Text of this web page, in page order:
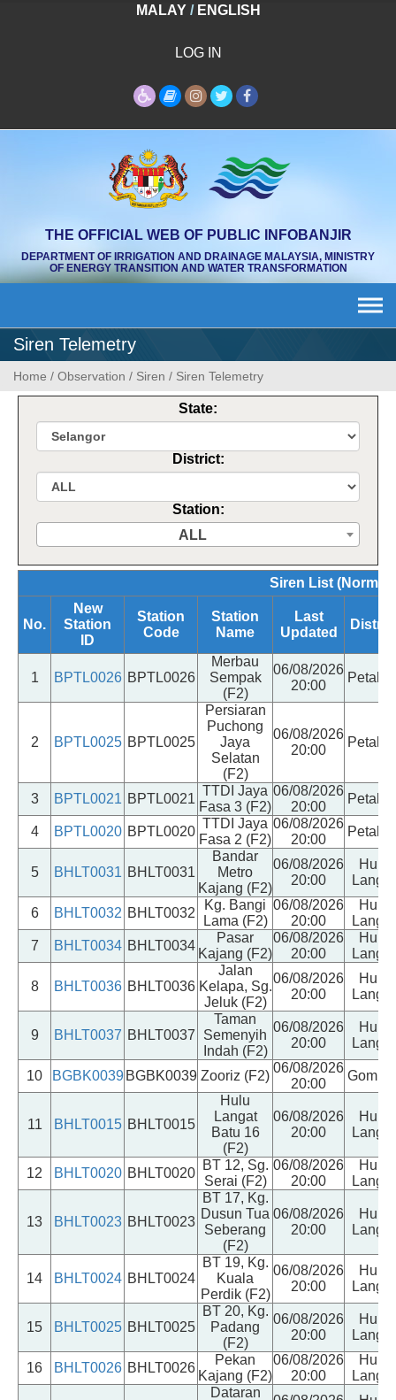
MALAY / ENGLISH
LOG IN
THE OFFICIAL WEB OF PUBLIC INFOBANJIR
DEPARTMENT OF IRRIGATION AND DRAINAGE MALAYSIA, MINISTRY
OF ENERGY TRANSITION AND WATER TRANSFORMATION
Siren Telemetry
Home / Observation / Siren / Siren Telemetry
State:
District:
Station:
ALL
Siren List
No.
New
Station
ID
Station
Code
Station
Name
Last
Updated
1 BPTL0026 BPTL0026
Merbau
Sempak
(F2)
06/08/2026
20:00
2 BPTL0025 BPTL0025
Persiaran
Puchong
Jaya
Selatan
(F2)
06/08/2026
20:00
3 BPTL0021 BPTL0021
TTDI Jaya
Fasa 3 (F2)
06/08/2026
20:00
4 BPTL0020 BPTL0020
TTDI Jaya
Fasa 2 (F2)
06/08/2026
20:00
5 BHLT0031 BHLT0031
Bandar
Metro
Kajang (F2)
06/08/2026
20:00
Hulu
Langat
6 BHLT0032 BHLT0032
Kg. Bangi
Lama (F2)
06/08/2026
20:00
Hulu
Langat
7
BHLT0034 BHLT0034
Pasar
Kajang (F2)
06/08/2026
20:00
Hulu
Langat
8 BHLT0036 BHLT0036
Jalan
Kelapa, Sg.
Jeluk (F2)
06/08/2026
20:00
Hulu
Langat
9 BHLT0037 BHLT0037
Taman
Semenyih
Indah (F2)
06/08/2026
20:00
Hulu
Langat
10 BGBK0039 BGBK0039 Zooriz (F2)
06/08/2026
20:00
11 BHLT0015 BHLT0015
Hulu
Langat
Batu 16
(F2)
06/08/2026
20:00
Hulu
Langat
12 BHLT0020 BHLT0020
BT 12, Sg.
Serai (F2)
06/08/2026
20:00
Hulu
Langat
13 BHLT0023 BHLT0023
BT 17, Kg.
Dusun Tua
Seberang
(F2)
06/08/2026
20:00
Hulu
Langat
14 BHLT0024 BHLT0024
BT 19, Kg.
Kuala
Perdik (F2)
06/08/2026
20:00
Hulu
Langat
15 BHLT0025 BHLT0025
BT 20, Kg.
Padang
(F2)
06/08/2026
20:00
Hulu
Langat
16 BHLT0026 BHLT0026
Pekan
Kajang (F2)
06/08/2026
20:00
Hulu
Langat
Dataran